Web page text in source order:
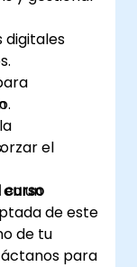
digitales
el
un
curso
de este
de tu
para